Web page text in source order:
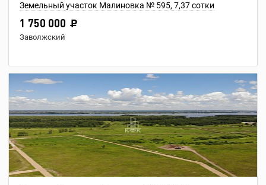
Земельный участок Малиновка № 595, 7,37 сотки
1 750 000
Заволжский